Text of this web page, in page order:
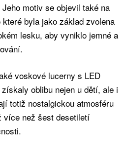
motiv se objevil také na
byla jako základ zvolena
lesku, aby vyniklo jemné a
voskové lucerny s LED
oblibu nejen u dětí, ale i
totiž nostalgickou atmosféru
více než šest desetiletí